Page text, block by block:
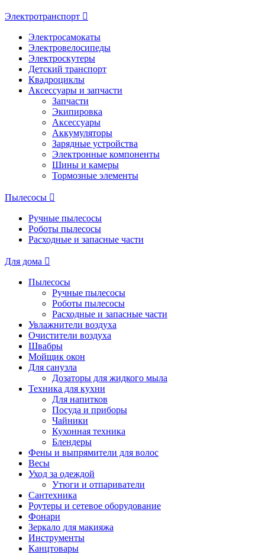
Электротранспорт
Электросамокаты
Электровелосипеды
Электроскутеры
Детский транспорт
Квадроциклы
Аксессуары и запчасти
Запчасти
Экипировка
Аксессуары
Аккумуляторы
Зарядные устройства
Электронные компоненты
Шины и камеры
Тормозные элементы
Пылесосы
Ручные пылесосы
Роботы пылесосы
Расходные и запасные части
Для дома
Пылесосы
Ручные пылесосы
Роботы пылесосы
Расходные и запасные части
Увлажнители воздуха
Очистители воздуха
Швабры
Мойщик окон
Для санузла
Дозаторы для жидкого мыла
Техника для кухни
Для напитков
Посуда и приборы
Чайники
Кухонная техника
Блендеры
Фены и выпрямители для волос
Весы
Уход за одеждой
Утюги и отпариватели
Сантехника
Роутеры и сетевое оборудование
Фонари
Зеркало для макияжа
Инструменты
Канцтовары